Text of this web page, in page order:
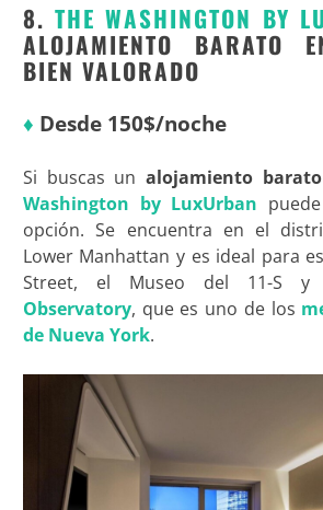
8.THE WASHINGTON BY
ALOJAMIENTO BARATO
BIEN VALORADO
♦ Desde 150$/noche
Si buscas un alojamiento
Washington by LuxUrban
opción. Se encuentra en el
Lower Manhattan y es ideal para
Street, el Museo del 11-S
Observatory, que es uno de los
de Nueva York.